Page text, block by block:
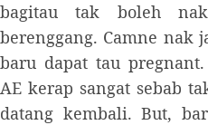
bagitau tak boleh
berenggang. Camne nak
baru dapat tau
AE kerap sangat sebab
datang kembali. But,